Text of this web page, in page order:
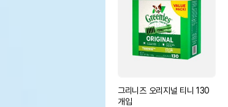
그리니즈 오리지널 티니 130
개입